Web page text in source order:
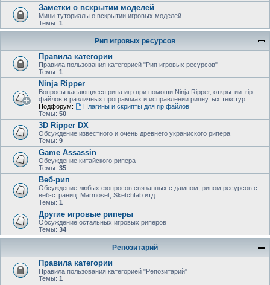
Заметки о вскрытии моделей
Мини-туториалы о вскрытии игровых моделей
Темы: 1
Рип игровых ресурсов
Правила категории
Правила пользования категорией "Рип игровых ресурсов"
Темы: 1
Ninja Ripper
Вопросы касающиеся рипа игр при помощи Ninja Ripper, открытии .rip
файлов в различных программах и исправлении рипнутых текстур
Подфорум:
Плагины и скрипты для rip файлов
Темы: 50
3D Ripper DX
Обсуждение известного и очень древнего украниского рипера
Темы: 9
Game Assassin
Обсуждение китайского рипера
Темы: 35
Веб-рип
Обсуждение любых фопросов связанных с дампом, рипом ресурсов с
веб-страниц. Marmoset, Sketchfab итд
Темы: 1
Другие игровые риперы
Обсуждение остальных игровых риперов
Темы: 34
Репозитарий
Правила категории
Правила пользования категорией "Репозитарий"
Темы: 1